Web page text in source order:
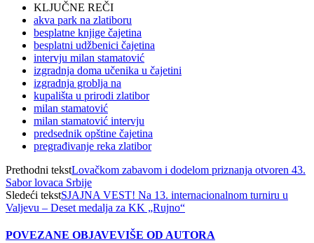
KLJUČNE REČI
akva park na zlatiboru
besplatne knjige čajetina
besplatni udžbenici čajetina
intervju milan stamatović
izgradnja doma učenika u čajetini
izgradnja groblja na
kupališta u prirodi zlatibor
milan stamatović
milan stamatović intervju
predsednik opštine čajetina
pregrađivanje reka zlatibor
Prethodni tekstLovačkom zabavom i dodelom priznanja otvoren 43.
Sabor lovaca Srbije
Sledeći tekstSJAJNA VEST! Na 13. internacionalnom turniru u
Valjevu – Deset medalja za KK „Rujno“
POVEZANE OBJAVEVIŠE OD AUTORA